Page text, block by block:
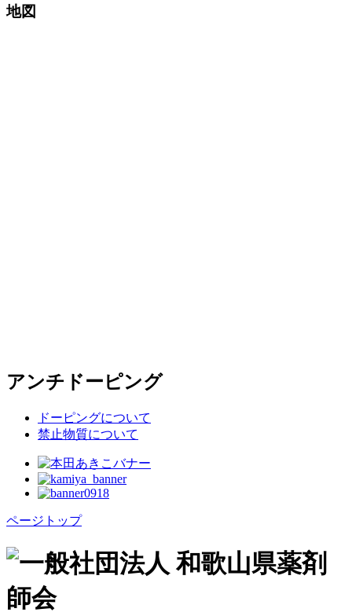
地図
アンチドーピング
ドーピングについて
禁止物質について
ページトップ